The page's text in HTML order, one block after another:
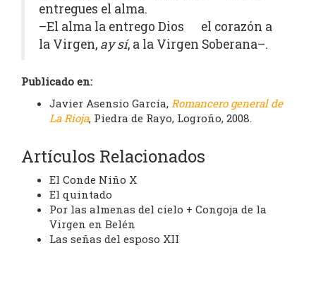
entregues el alma.
–El alma la entrego Dios el corazón a
la Virgen, ay sí, a la Virgen Soberana–.
Publicado en:
Javier Asensio García, Romancero general de
La Rioja, Piedra de Rayo, Logroño, 2008.
Artículos Relacionados
El Conde Niño X
El quintado
Por las almenas del cielo + Congoja de la
Virgen en Belén
Las señas del esposo XII